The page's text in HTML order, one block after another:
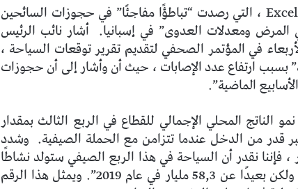
كما غزا التشاؤم توقعات جمعية أرباب العمل Exceltur ، التي رصدت “تباطؤًا مفاجئًا” في حجوزات السائحين
المرض ومعدلات العدوى” في إسبانيا. أشار نائب الرئيس
في المؤتمر الصحفي لتقديم تقرير توقعات السياحة ،
بسبب ارتفاع عدد الإصابات ، حيث أن وأشار إلى أن حجوزات
المحلي الإجمالي للقطاع في الربع الثالث بمقدار
قدر من الدخل عندما تتزامن مع الحملة الصيفية. وشدد
فإننا نقدر أن السياحة في هذا الربع الصيفي ستولد نشاطًا
قدره 37,8 مليار ، فوق 24,3 مليارًا في عام 2020 ، ولكن بعيدًا عن 58,3 مليار في عام 2019”. ويمثل هذا الرقم